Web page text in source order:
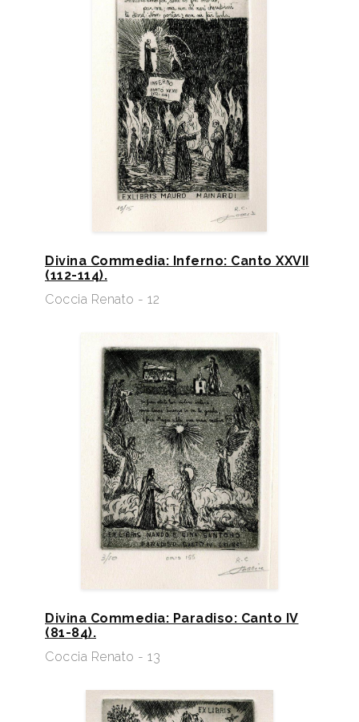
Divina Commedia: Inferno: Canto XXVII
(112-114).
Coccia Renato - 12
Divina Commedia: Paradiso: Canto IV
(81-84).
Coccia Renato - 13